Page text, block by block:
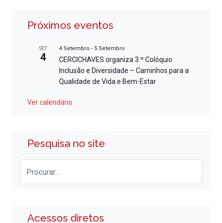
Próximos eventos
SET
4
4 Setembro - 5 Setembro
CERCICHAVES organiza 3.º Colóquio
Inclusão e Diversidade – Caminhos para a
Qualidade de Vida e Bem-Estar
Ver calendário
Pesquisa no site
Acessos diretos